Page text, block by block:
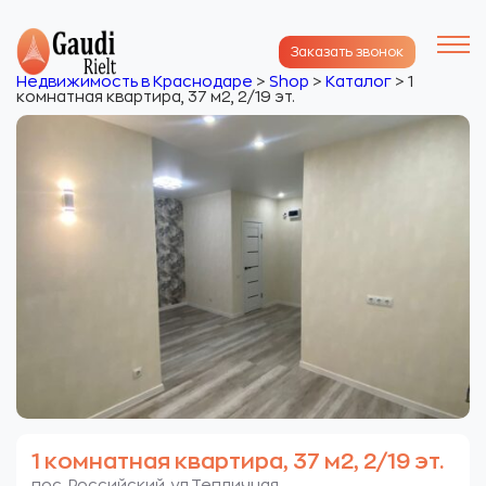
Заказать звонок
Недвижимость в Краснодаре > Shop > Каталог > 1
комнатная квартира, 37 м2, 2/19 эт.
1 комнатная квартира, 37 м2, 2/19 эт.